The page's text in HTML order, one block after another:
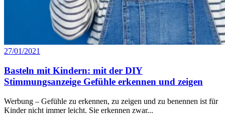
27/01/2021
Basteln mit Kindern: mit der DIY
Stimmungsanzeige Gefühle erkennen und zeigen
Werbung – Gefühle zu erkennen, zu zeigen und zu benennen ist für
Kinder nicht immer leicht. Sie erkennen zwar...